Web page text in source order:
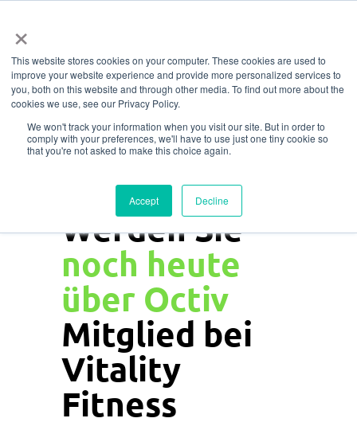
×
This website stores cookies on your computer. These cookies are used to
improve your website experience and provide more personalized services to
you, both on this website and through other media. To find out more about the
cookies we use, see our Privacy Policy.
We won't track your information when you visit our site. But in order to
comply with your preferences, we'll have to use just one tiny cookie so
that you're not asked to make this choice again.
Accept Decline
Hauptinhalt
springen
Werden Sie
noch heute
über Octiv
Mitglied bei
Vitality
Fitness